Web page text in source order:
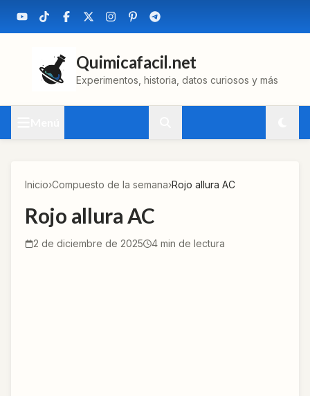
Quimicafacil.net
Experimentos, historia, datos curiosos y más
Inicio›Compuesto de la semana›Rojo allura AC
Rojo allura AC
2 de diciembre de 2025 4 min de lectura